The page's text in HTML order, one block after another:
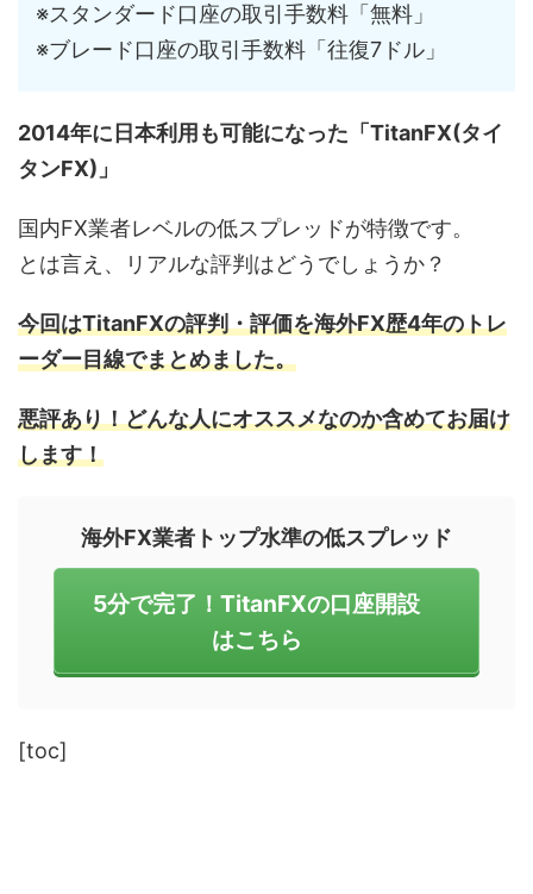
※スタンダード口座の取引手数料「無料」
※ブレード口座の取引手数料「往復7ドル」
2014年に日本利用も可能になった「TitanFX(タイ
タンFX)」
国内FX業者レベルの低スプレッドが特徴です。
とは言え、リアルな評判はどうでしょうか？
今回はTitanFXの評判・評価を海外FX歴4年のトレ
ーダー目線でまとめました。
悪評あり！どんな人にオススメなのか含めてお届け
します！
海外FX業者トップ水準の低スプレッド
5分で完了！TitanFXの口座開設
はこちら
[toc]